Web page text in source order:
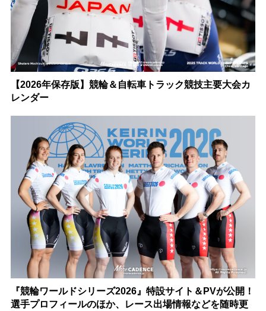
【2026年保存版】競輪＆自転車トラック競技主要大会カ
レンダー
『競輪ワールドシリーズ2026』特設サイト＆PVが公開！
選手プロフィールのほか、レース出場情報などを随時更